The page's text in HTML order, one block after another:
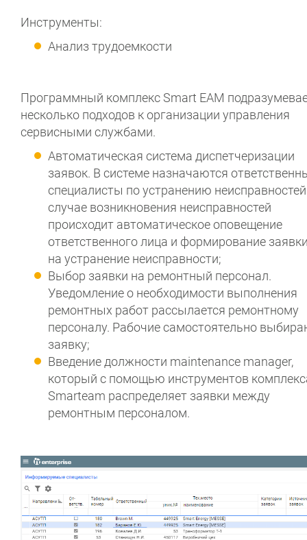
Инструменты:
Анализ трудоемкости
Программный комплекс Smart EAM
несколько подходов к организации управления
сервисными службами.
Автоматическая система диспетчеризации
заявок. В системе назначаются
специалисты по устранению
случае возникновения неисправностей
происходит автоматическое оповещение
ответственного лица и формирование
на устранение неисправности;
Выбор заявки на ремонтный персонал.
Уведомление о необходимости выполнения
ремонтных работ рассылается ремонтному
персоналу. Рабочие самостоятельно
заявку;
Введение должности maintenance manager,
который с помощью инструментов
Smarteam распределяет заявки между
ремонтным персоналом.